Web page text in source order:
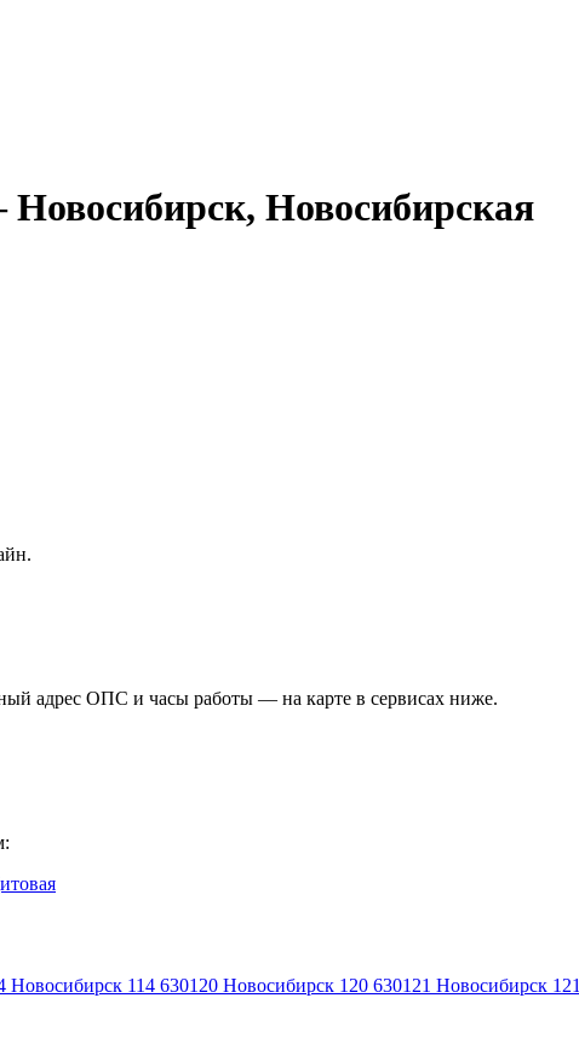
Новосибирская
адрес ОПС и часы работы — на карте в сервисах ниже.
Новосибирск 114 630120 Новосибирск 120 630121 Новосибирск 121